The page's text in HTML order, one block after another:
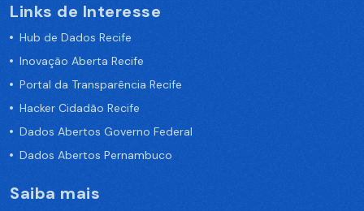
Links de Interesse
Hub de Dados Recife
Inovação Aberta Recife
Portal da Transparência Recife
Hacker Cidadão Recife
Dados Abertos Governo Federal
Dados Abertos Pernambuco
Saiba mais